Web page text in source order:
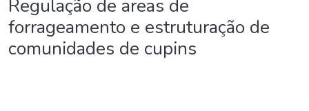
Regulação de areas de
forrageamento e estruturação de
comunidades de cupins